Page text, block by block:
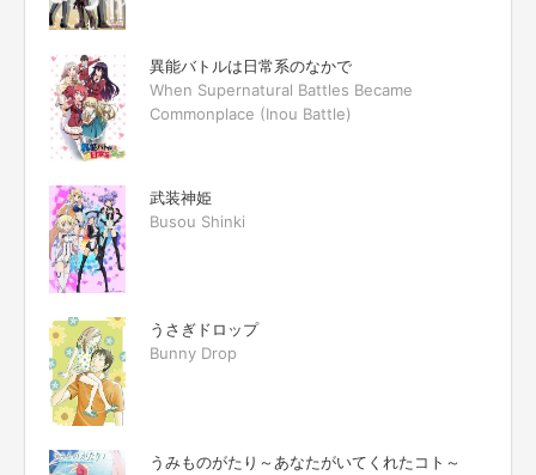
異能バトルは日常系のなかで
When Supernatural Battles Became
Commonplace (Inou Battle)
武装神姫
Busou Shinki
うさぎドロップ
Bunny Drop
うみものがたり～あなたがいてくれたコト～